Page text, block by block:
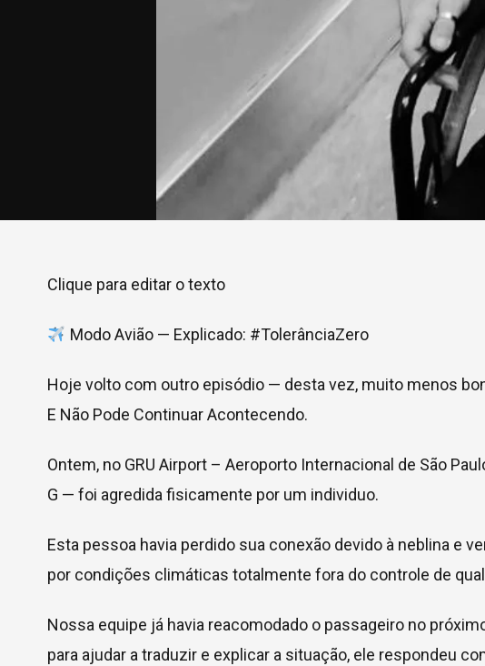
Clique para editar o texto
Modo Avião — Explicado: #TolerânciaZero
Hoje volto com outro episódio — desta vez, muito menos
E Não Pode Continuar Acontecendo.
Ontem, no GRU Airport – Aeroporto Internacional de São
G — foi agredida fisicamente por um individuo.
Esta pessoa havia perdido sua conexão devido à neblina e
por condições climáticas totalmente fora do controle de
Nossa equipe já havia reacomodado o passageiro no
para ajudar a traduzir e explicar a situação, ele respondeu